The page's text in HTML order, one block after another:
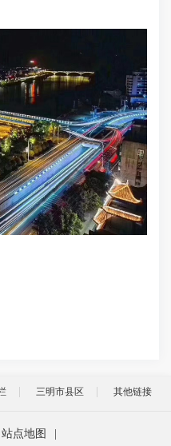
三明市县区 其他链接
站点地图 |